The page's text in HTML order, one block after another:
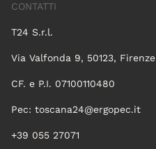
CONTATTI
T24 S.r.l.
Via Valfonda 9, 50123, Firenze
CF. e P.I. 07100110480
Pec: toscana24@ergopec.it
+39 055 27071